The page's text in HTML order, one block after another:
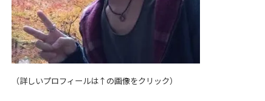
（詳しいプロフィールは↑の画像をクリック）